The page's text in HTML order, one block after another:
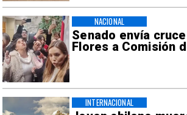
Senado envía
Flores a Comisión
NACIONAL
INTERNACIONAL